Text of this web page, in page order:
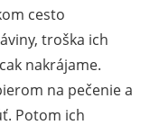
cesto
troška ich
nakrájame.
na pečenie a
Potom ich